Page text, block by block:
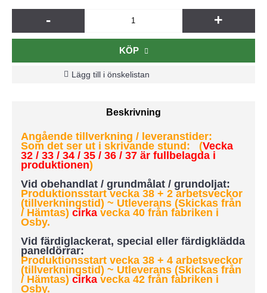
- +
KÖP
Lägg till i önskelistan
Beskrivning
Angående tillverkning / leveranstider:
Som det ser ut i skrivande stund: (Vecka
32 / 33 / 34 / 35 / 36 / 37 är fullbelagda i
produktionen)
Vid obehandlat / grundmålat / grundoljat:
Produktionsstart vecka 38 + 2 arbetsveckor
(tillverkningstid) ~ Utleverans (Skickas från
/ Hämtas) cirka vecka 40 från fabriken i
Osby.
Vid färdiglackerat, special eller färdigklädda
paneldörrar:
Produktionsstart vecka 38 + 4 arbetsveckor
(tillverkningstid) ~ Utleverans (Skickas från
/ Hämtas) cirka vecka 42 från fabriken i
Osby.